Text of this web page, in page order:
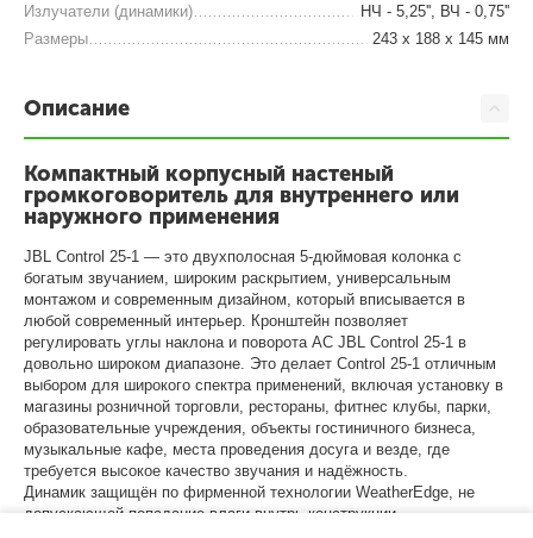
Излучатели (динамики)
НЧ - 5,25'', ВЧ - 0,75''
Размеры
243 x 188 x 145 мм
Описание
Компактный корпусный настеный
громкоговоритель для внутреннего или
наружного применения
JBL Control 25-1 — это двухполосная 5-дюймовая колонка с
богатым звучанием, широким раскрытием, универсальным
монтажом и современным дизайном, который вписывается в
любой современный интерьер.
Кронштейн позволяет
регулировать углы наклона и поворота АС JBL Control 25-1 в
довольно широком диапазоне. Это делает Control 25-1 отличным
выбором для широкого спектра применений, включая установку в
магазины розничной торговли, рестораны, фитнес клубы, парки,
образовательные учреждения, объекты гостиничного бизнеса,
музыкальные кафе, места проведения досуга и везде, где
требуется высокое качество звучания и надёжность.
Динамик защищён по фирменной технологии WeatherEdge, не
допускающей попадание влаги внутрь конструкции.